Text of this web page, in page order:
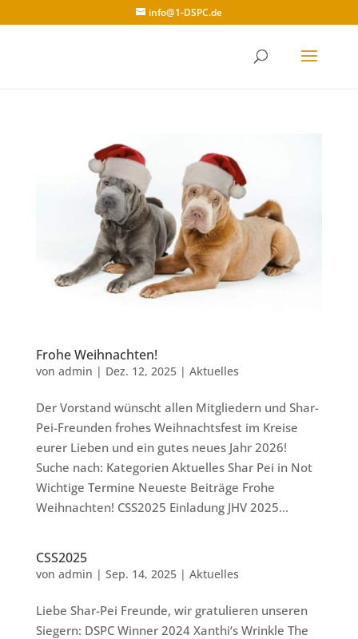
info@1-DSPC.de
Frohe Weihnachten!
von admin | Dez. 12, 2025| Aktuelles
Der Vorstand wünscht allen Mitgliedern und Shar-
Pei-Freunden frohes Weihnachtsfest im Kreise
eurer Lieben und ein gutes neues Jahr 2026!
Suche nach: Kategorien Aktuelles Shar Pei in Not
Wichtige Termine Neueste Beiträge Frohe
Weihnachten! CSS2025 Einladung JHV 2025...
CSS2025
von admin | Sep. 14, 2025| Aktuelles
Liebe Shar-Pei Freunde, wir gratulieren unseren
Siegern: DSPC Winner 2024 Xanthi‘s Wrinkle The